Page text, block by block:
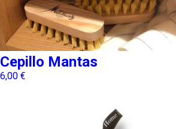
Cepillo Mantas
6,00 €